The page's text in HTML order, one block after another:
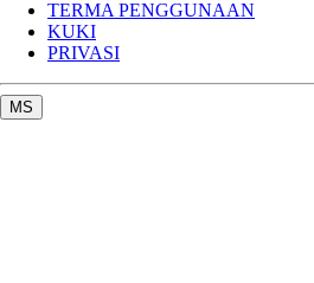
TERMA PENGGUNAAN
KUKI
PRIVASI
MS